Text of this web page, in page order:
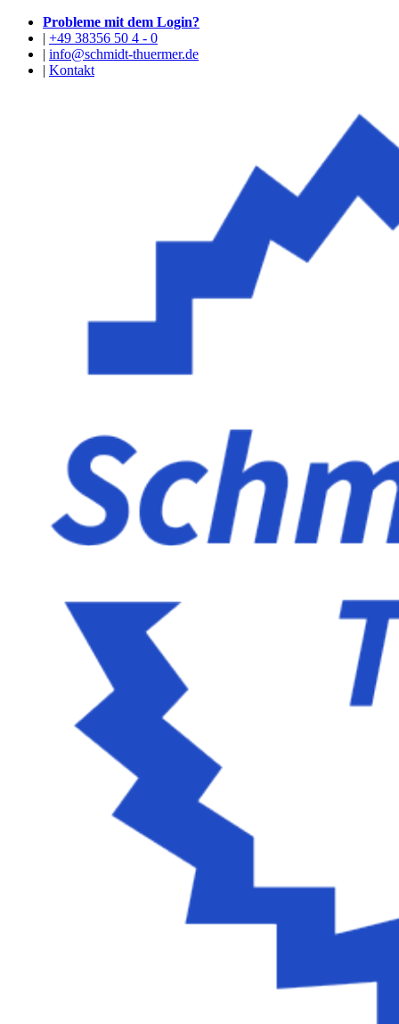
Probleme mit dem Login?
| +49 38356 50 4 - 0
| info@schmidt-thuermer.de
| Kontakt